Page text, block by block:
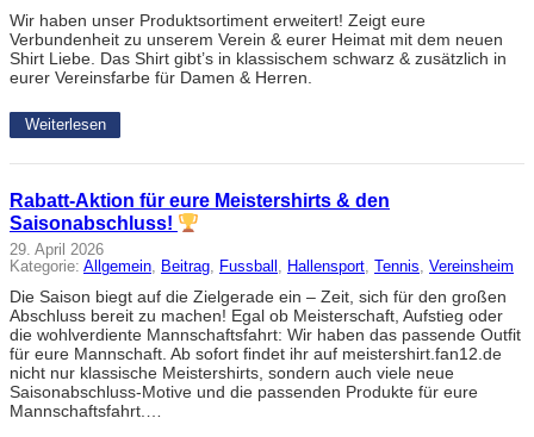
Wir haben unser Produktsortiment erweitert! Zeigt eure
Verbundenheit zu unserem Verein & eurer Heimat mit dem neuen
Shirt Liebe. Das Shirt gibt’s in klassischem schwarz & zusätzlich in
eurer Vereinsfarbe für Damen & Herren.
Weiterlesen
Rabatt-Aktion für eure Meistershirts & den
Saisonabschluss!
29. April 2026
Kategorie: Allgemein Beitrag Fussball Hallensport Tennis Vereinsheim
Die Saison biegt auf die Zielgerade ein – Zeit, sich für den großen
Abschluss bereit zu machen! Egal ob Meisterschaft, Aufstieg oder
die wohlverdiente Mannschaftsfahrt: Wir haben das passende Outfit
für eure Mannschaft. Ab sofort findet ihr auf meistershirt.fan12.de
nicht nur klassische Meistershirts, sondern auch viele neue
Saisonabschluss-Motive und die passenden Produkte für eure
Mannschaftsfahrt.…